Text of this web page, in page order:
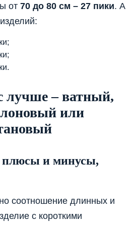
от 70 до 80 см – 27 пики. А
лучше – ватный,
или
плюсы и минусы,
соотношение длинных и
с короткими